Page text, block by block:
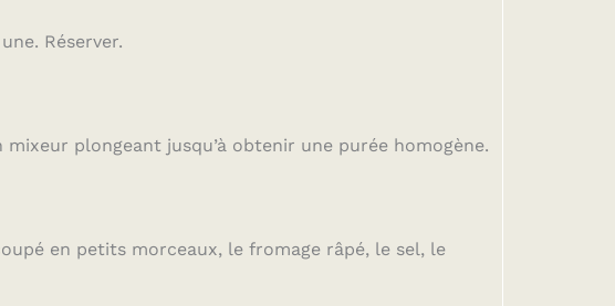
Réserver.
plongeant jusqu’à obtenir une purée homogène.
en petits morceaux, le fromage râpé, le sel, le